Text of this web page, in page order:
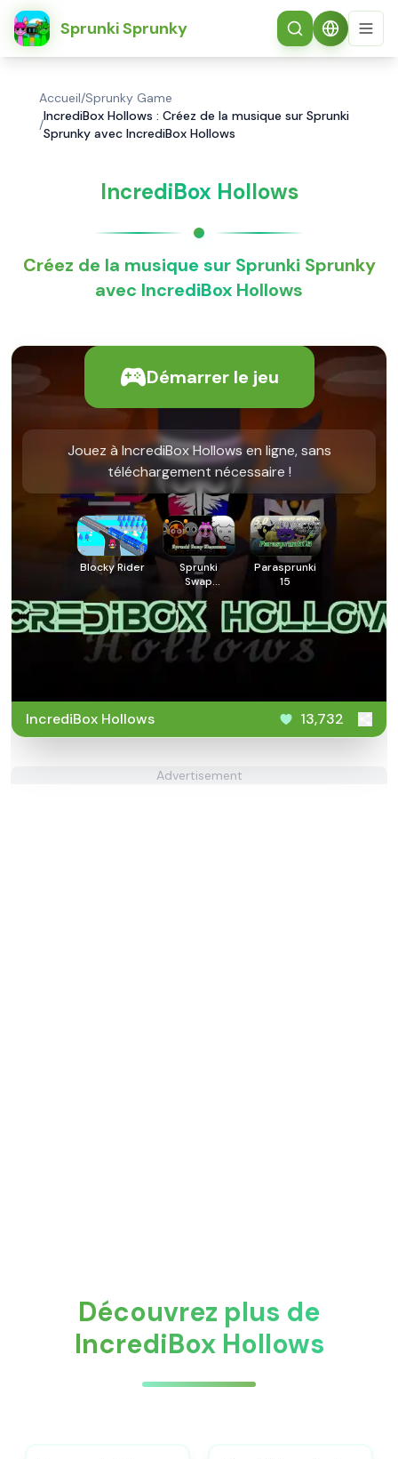
Sprunki Sprunky
简体中文
Accueil/Sprunky Game
/
IncrediBox Hollows : Créez de la musique sur Sprunki
Sprunky avec IncrediBox Hollows
IncrediBox Hollows
Créez de la musique sur Sprunki Sprunky
avec IncrediBox Hollows
Démarrer le jeu
Jouez à IncrediBox Hollows en ligne, sans
téléchargement nécessaire !
Blocky Rider
Sprunki
Swap
Parasprunki
15
IncrediBox Hollows 13,732
Advertisement
Découvrez plus de
IncrediBox Hollows